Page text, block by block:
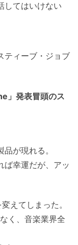
ティーブ・ジョブ
」発表冒頭のス
が現れる。
ば幸運だが、アッ
えてしまった。
く、音楽業界全